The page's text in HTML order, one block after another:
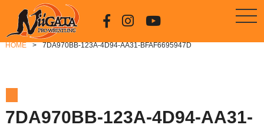
HOME 7DA970BB-123A-4D94-AA31-BFAF6695947D
7DA970BB-123A-4D94-AA31-